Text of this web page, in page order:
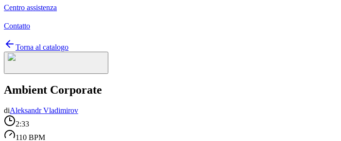
Centro assistenza
Contatto
Torna al catalogo
Ambient Corporate
diAleksandr Vladimirov
2:33
110 BPM